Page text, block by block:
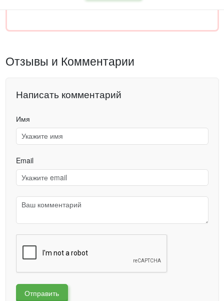
Отзывы и Комментарии
Написать комментарий
Имя
Email
Отправить